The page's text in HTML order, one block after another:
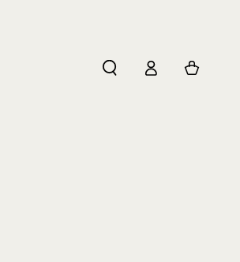
Log
Cart